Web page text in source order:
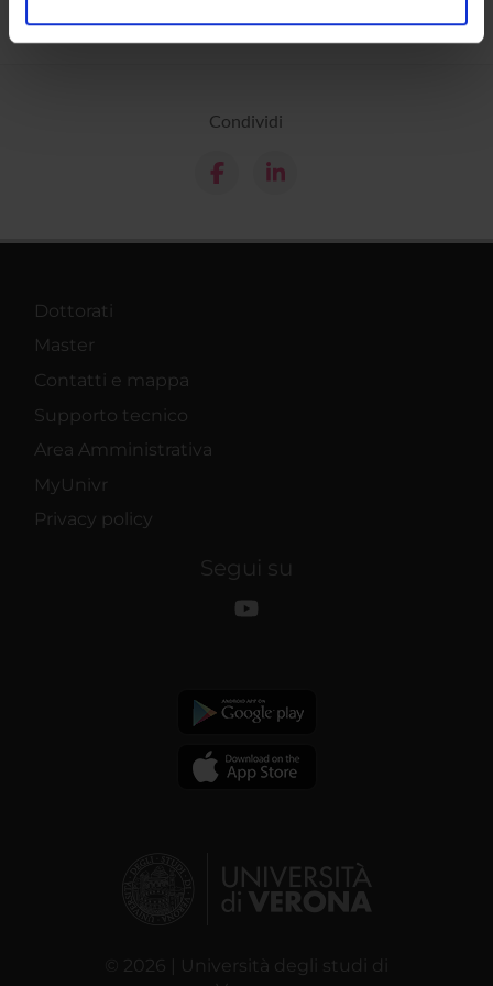
analizzare il nostro traffico. Condividiamo inoltre
con altre informazioni che hai fornito loro o che hanno
Condividi
Dottorati
Master
Contatti e mappa
Supporto tecnico
Area Amministrativa
MyUnivr
Privacy policy
Segui su
© 2026 | Università degli studi di